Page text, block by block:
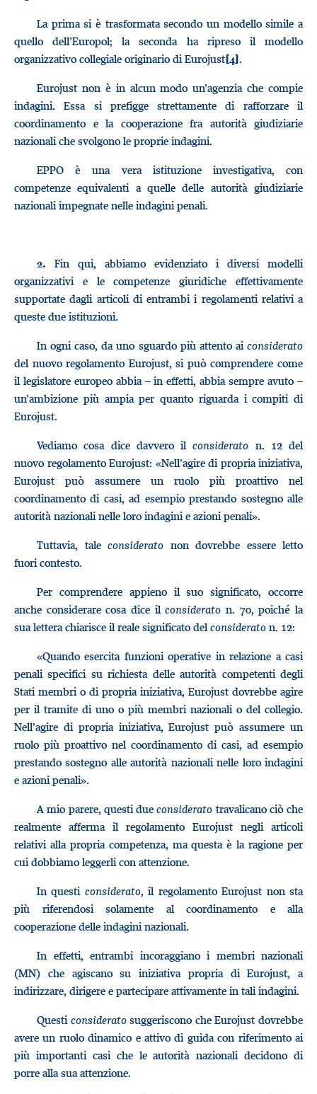
La prima si è trasformata secondo un modello simile a
quello dell’Europol; la seconda ha ripreso il modello
organizzativo collegiale originario di Eurojust[4].
Eurojust non è in alcun modo un’agenzia che compie
indagini. Essa si prefigge strettamente di rafforzare il
coordinamento e la cooperazione fra autorità giudiziarie
nazionali che svolgono le proprie indagini.
EPPO è una vera istituzione investigativa, con
competenze equivalenti a quelle delle autorità giudiziarie
nazionali impegnate nelle indagini penali.
2. Fin qui, abbiamo evidenziato i diversi modelli
organizzativi e le competenze giuridiche effettivamente
supportate dagli articoli di entrambi i regolamenti relativi a
queste due istituzioni.
In ogni caso, da uno sguardo più attento ai considerato
del nuovo regolamento Eurojust, si può comprendere come
il legislatore europeo abbia – in effetti, abbia sempre avuto –
un’ambizione più ampia per quanto riguarda i compiti di
Eurojust.
Vediamo cosa dice davvero ilconsiderato n. 12 del
nuovo regolamento Eurojust: «Nell’agire di propria iniziativa,
Eurojust può assumere un ruolo più proattivo nel
coordinamento di casi, ad esempio prestando sostegno alle
autorità nazionali nelle loro indagini e azioni penali».
Tuttavia, tale considerato non dovrebbe essere letto
fuori contesto.
Per comprendere appieno il suo significato, occorre
anche considerare cosa dice ilconsiderato n. 70, poiché la
sua lettera chiarisce il reale significato delconsiderato n. 12:
«Quando esercita funzioni operative in relazione a casi
penali specifici su richiesta delle autorità competenti degli
Stati membri o di propria iniziativa, Eurojust dovrebbe agire
per il tramite di uno o più membri nazionali o del collegio.
Nell’agire di propria iniziativa, Eurojust può assumere un
ruolo più proattivo nel coordinamento di casi, ad esempio
prestando sostegno alle autorità nazionali nelle loro indagini
e azioni penali».
A mio parere, questi dueconsiderato travalicano ciò che
realmente afferma il regolamento Eurojust negli articoli
relativi alla propria competenza, ma questa è la ragione per
cui dobbiamo leggerli con attenzione.
In questi considerato, il regolamento Eurojust non sta
più riferendosi solamente al coordinamento e alla
cooperazione delle indagini nazionali.
In effetti, entrambi incoraggiano i membri nazionali
(MN) che agiscano su iniziativa propria di Eurojust, a
indirizzare, dirigere e partecipare attivamente in tali indagini.
Questi consideratosuggeriscono che Eurojust dovrebbe
avere un ruolo dinamico e attivo di guida con riferimento ai
più importanti casi che le autorità nazionali decidono di
porre alla sua attenzione.